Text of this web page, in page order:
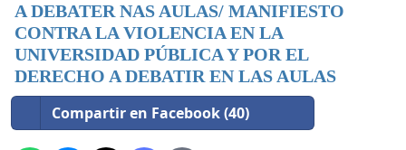
A DEBATER NAS AULAS/ MANIFIESTO
CONTRA LA VIOLENCIA EN LA
UNIVERSIDAD PÚBLICA Y POR EL
DERECHO A DEBATIR EN LAS AULAS
Compartir en Facebook (40)